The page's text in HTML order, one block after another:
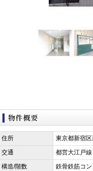
住所
東京都新宿
交通
都営大江戸
構造/階数
鉄骨鉄筋コ